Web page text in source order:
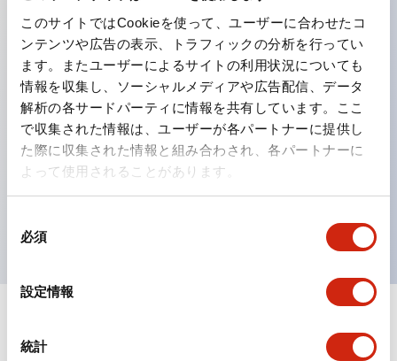
このサイトではCookieを使って、ユーザーに合わせたコ
ンテンツや広告の表示、トラフィックの分析を行ってい
ます。またユーザーによるサイトの利用状況についても
情報を収集し、ソーシャルメディアや広告配信、データ
解析の各サードパーティに情報を共有しています。ここ
で収集された情報は、ユーザーが各パートナーに提供し
た際に収集された情報と組み合わされ、各パートナーに
よって使用されることがあります。
必須
設定情報
統計
主な特長
工作機械や産業機械を上下左右に頻繁に方向転換させると
きに、迅速・確実かつ自由自在にコントロールすることが
できます。
各方向のレバー動作は用途に合わせて組み合わせ自由
操作レバーをセンタ位置でロックできるインタロック付
ドキュメントとファイル